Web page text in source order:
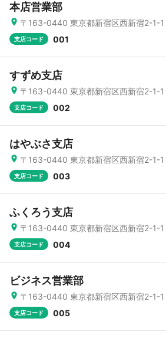
本店営業部
〒163-0440 東京都新宿区西新宿2-1-1
支店コード 001
すずめ支店
〒163-0440 東京都新宿区西新宿2-1-1
支店コード 002
はやぶさ支店
〒163-0440 東京都新宿区西新宿2-1-1
支店コード 003
ふくろう支店
〒163-0440 東京都新宿区西新宿2-1-1
支店コード 004
ビジネス営業部
〒163-0440 東京都新宿区西新宿2-1-1
支店コード 005